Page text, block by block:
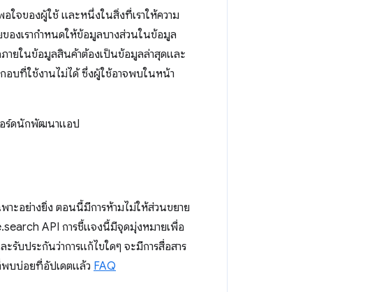
ใจของผู้ใช้ และหนึ่งในสิ่งที่เราให้ความ
องเรากำหนดให้ข้อมูลบางส่วนในข้อมูล
ยในข้อมูลสินค้าต้องเป็นข้อมูลล่าสุดและ
อบที่ใช้งานไม่ได้ ซึ่งผู้ใช้อาจพบในหน้า
อร์ดนักพัฒนาแอป
าะอย่างยิ่ง ตอนนี้มีการห้ามไม่ให้ส่วนขยาย
API การชี้แจงนี้มีจุดมุ่งหมายเพื่อ
บประกันว่าการแก้ไขใดๆ จะมีการสื่อสาร
บบ่อยที่อัปเดตแล้ว FAQ